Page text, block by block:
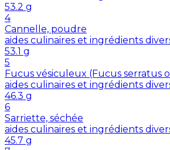
53.2 g
4
Cannelle, poudre
aides culinaires et ingrédients
53.1 g
5
Fucus vésiculeux (Fucus serratus
aides culinaires et ingrédients
46.3 g
6
Sarriette, séchée
aides culinaires et ingrédients
45.7 g